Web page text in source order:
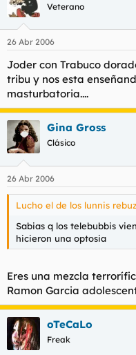
Veterano
26 Abr 2006
Joder con Trabuco
tribu y nos esta
masturbatoria....
Gina Gross
Clásico
26 Abr 2006
Lucho el de los lunnis
Sabias q los telebubbis
hicieron una optosia
Eres una mezcla
Ramon Garcia
oTeCaLo
Freak